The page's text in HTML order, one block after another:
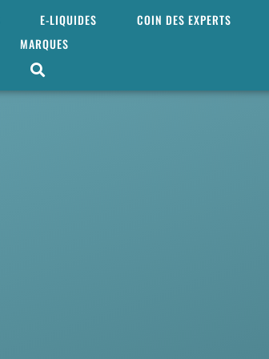
E-LIQUIDES COIN DES EXPERTS
MARQUES